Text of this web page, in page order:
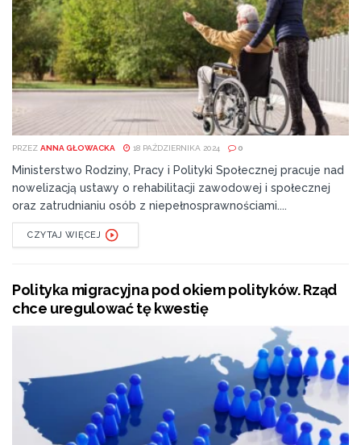
PRZEZ ANNA GŁOWACKA 18 PAŹDZIERNIKA 2024 0
Ministerstwo Rodziny, Pracy i Polityki Społecznej pracuje nad
nowelizacją ustawy o rehabilitacji zawodowej i społecznej
oraz zatrudnianiu osób z niepełnosprawnościami....
CZYTAJ WIĘCEJ
Polityka migracyjna pod okiem polityków. Rząd
chce uregulować tę kwestię